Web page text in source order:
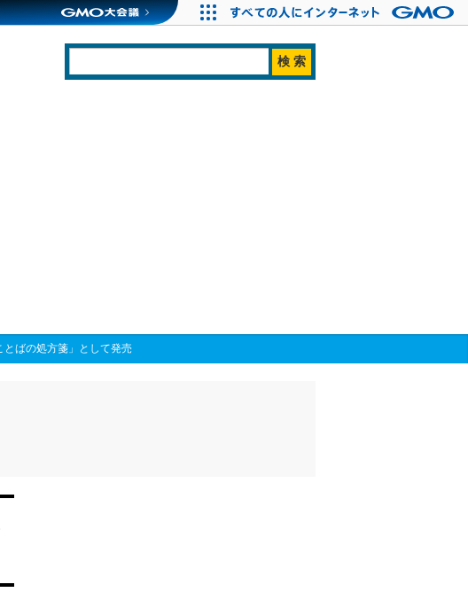
ばの処方箋」として発売